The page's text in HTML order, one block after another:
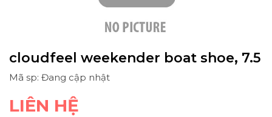
cloudfeel weekender boat shoe, 7.5
Mã sp: Đang cập nhật
LIÊN HỆ